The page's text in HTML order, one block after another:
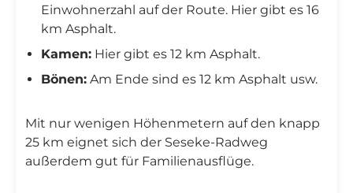
Einwohnerzahl auf der Route. Hier gibt es 16
km Asphalt.
Kamen: Hier gibt es 12 km Asphalt.
Bönen: Am Ende sind es 12 km Asphalt usw.
Mit nur wenigen Höhenmetern auf den knapp
25 km eignet sich der Seseke-Radweg
außerdem gut für Familienausflüge.